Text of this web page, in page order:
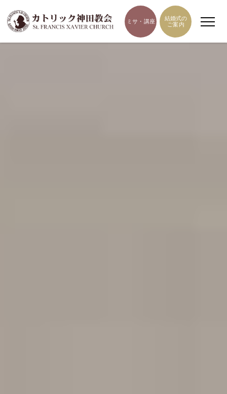
ミサ・講座
結婚式の
ご案内